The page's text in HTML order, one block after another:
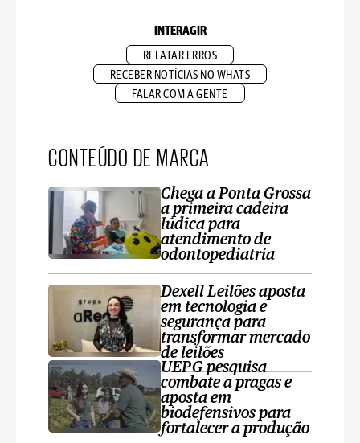
INTERAGIR
RELATAR ERROS
RECEBER NOTÍCIAS NO WHATS
FALAR COM A GENTE
CONTEÚDO DE MARCA
Chega a Ponta Grossa
a primeira cadeira
lúdica para
atendimento de
odontopediatria
Dexell Leilões aposta
em tecnologia e
segurança para
transformar mercado
de leilões
UEPG pesquisa
combate a pragas e
aposta em
biodefensivos para
fortalecer a produção